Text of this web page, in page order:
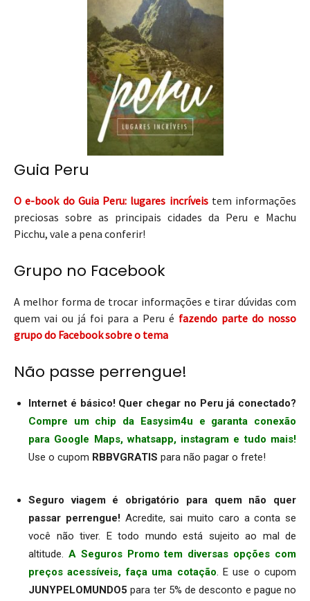
Guia Peru
O e-book do Guia Peru: lugares incríveis tem informações
preciosas sobre as principais cidades da Peru e Machu
Picchu, vale a pena conferir!
Grupo no Facebook
A melhor forma de trocar informações e tirar dúvidas com
quem vai ou já foi para a Peru é fazendo parte do nosso
grupo do Facebook sobre o tema
Não passe perrengue!
Internet é básico! Quer chegar no Peru já conectado?
Compre um chip da Easysim4u e garanta conexão
para Google Maps, whatsapp, instagram e tudo mais!
Use o cupom RBBVGRATIS para não pagar o frete!
Seguro viagem é obrigatório para quem não quer
passar perrengue!Acredite, sai muito caro a conta se
você não tiver. E todo mundo está sujeito ao mal de
altitude. A Seguros Promo tem diversas opções com
preços acessíveis, faça uma cotação. E use o cupom
JUNYPELOMUNDO5 para ter 5% de desconto e pague no